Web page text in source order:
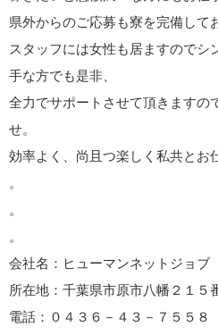
県外からのご応募も寮を完備して
スタッフには女性も居ますのでシ
手な方でも是非、
全力でサポートさせて頂きますの
せ。
効率よく、尚且つ楽しく私共と
。
。
。
会社名：ヒューマンネットジョブ
所在地：千葉県市原市八幡２１５
電話：０４３６－４３－７５５８